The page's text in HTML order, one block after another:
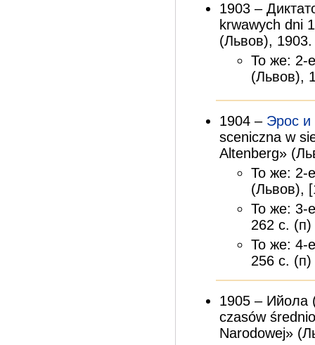
1903 –
krwawych dni
(Львов),
То же: 2-
(Львов),
1904 – Эрос и
sceniczna w
Altenberg»
То же: 2-
(Львов),
То же: 3-
262 с. (п)
То же: 4-
256 с. (п)
1905 – Ийола
czasów
Narodowej»